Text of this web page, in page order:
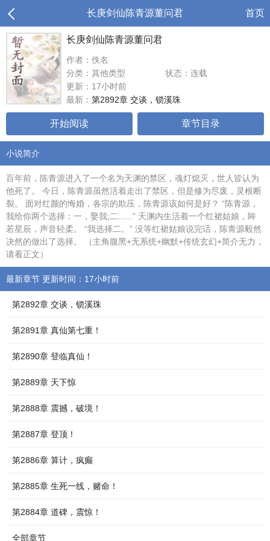
长庚剑仙陈青源董问君 首页
长庚剑仙陈青源董问君
作者：佚名
分类：其他类型
状态：连载
更新：17小时前
最新： 第2892章 交谈，锁溪珠
开始阅读 章节目录
小说简介
百年前，陈青源进入了一个名为天渊的禁区，魂灯熄灭，世人皆认为
他死了。 今日，陈青源虽然活着走出了禁区，但是修为尽废，灵根断
裂。 面对红颜的悔婚，各宗的欺压，陈青源该如何是好？ “陈青源，
我给你两个选择：一，娶我;二......” 天渊内生活着一个红裙姑娘，眸
若星辰，声音轻柔。 “我选择二。” 没等红裙姑娘说完话，陈青源毅然
决然的做出了选择。 （主角腹黑+无系统+幽默+传统玄幻+简介无力，
请看正文）
最新章节 更新时间：17小时前
第2892章 交谈，锁溪珠
第2891章 真仙第七重！
第2890章 登临真仙！
第2889章 天下惊
第2888章 震撼，破境！
第2887章 登顶！
第2886章 算计，疯癫
第2885章 生死一线，赌命！
第2884章 道碑，震惊！
全部章节